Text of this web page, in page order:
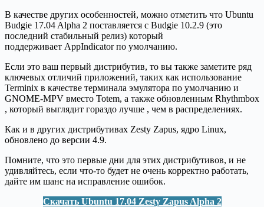
В качестве других особенностей, можно отметить что Ubuntu
Budgie 17.04 Alpha 2 поставляется с Budgie 10.2.9 (это
последний стабильный релиз) который
поддерживает AppIndicator по умолчанию.
Если это ваш первый дистрибутив, то вы также заметите ряд
ключевых отличий приложений, таких как использование
Terminix в качестве терминала эмулятора по умолчанию и
GNOME-MPV вместо Totem, а также обновленным Rhythmbox
, который выглядит гораздо лучше , чем в распределениях.
Как и в других дистрибутивах Zesty Zapus, ядро Linux,
обновлено до версии 4.9.
Помните, что это первые дни для этих дистрибутивов, и не
удивляйтесь, если что-то будет не очень корректно работать,
дайте им шанс на исправление ошибок.
Скачать Ubuntu 17.04 Zesty Zapus Alpha 2